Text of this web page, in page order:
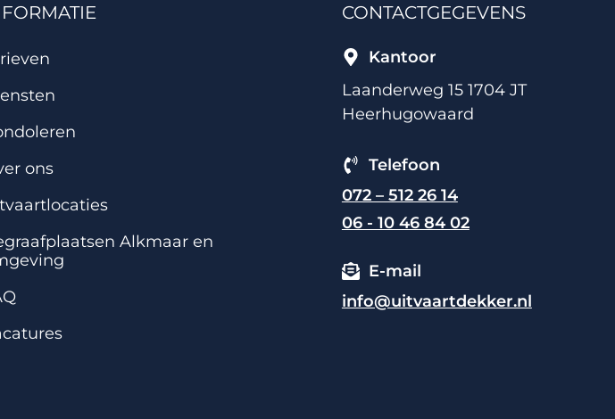
ons
Alkmaar en
CONTACTGEGEVENS
Kantoor
Laanderweg 15 1704 JT
Heerhugowaard
Telefoon
072 – 512 26 14
06 - 10 46 84 02
E-mail
info@uitvaartdekker.nl